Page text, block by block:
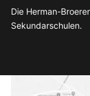
Die Herman-
Sekundarschulen.